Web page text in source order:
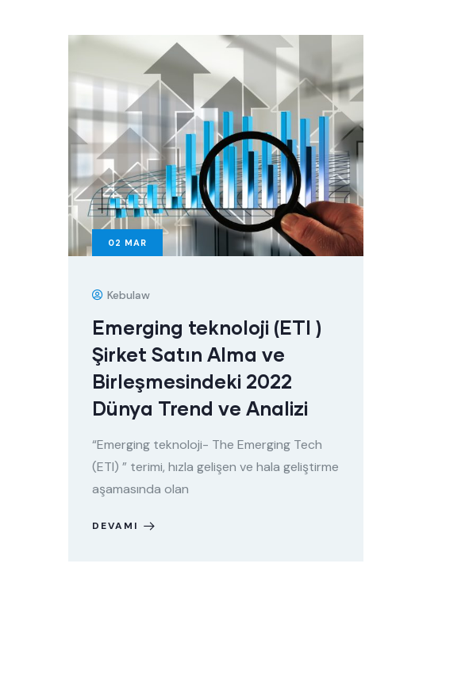
02 MAR
Kebulaw
Emerging teknoloji (ETI )
Şirket Satın Alma ve
Birleşmesindeki 2022
Dünya Trend ve Analizi
“Emerging teknoloji- The Emerging Tech
(ETI) ” terimi, hızla gelişen ve hala geliştirme
aşamasında olan
DEVAMI